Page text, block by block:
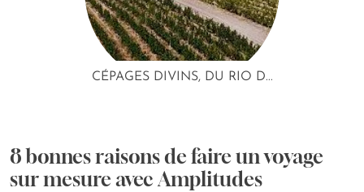
CÉPAGES DIVINS, DU RIO D...
8 bonnes raisons de faire un voyage
sur mesure avec Amplitudes